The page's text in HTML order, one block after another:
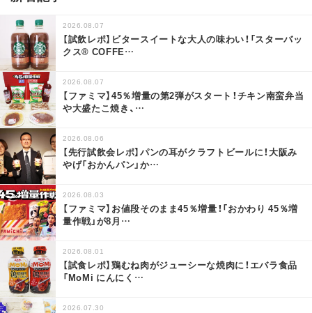
2026.08.07
【試飲レポ】ビタースイートな大人の味わい！「スターバッ
クス® COFFE…
2026.08.07
【ファミマ】45％増量の第2弾がスタート！チキン南蛮弁当
や大盛たこ焼き、 …
2026.08.06
【先行試飲会レポ】パンの耳がクラフトビールに！大阪み
やげ「おかんパン」か…
2026.08.03
【ファミマ】お値段そのまま45％増量！「おかわり 45％増
量作戦」が8月 …
2026.08.01
【試食レポ】鶏むね肉がジューシーな焼肉に！エバラ食品
「MoMi にんにく …
2026.07.30